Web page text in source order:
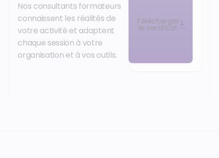
Nos consultants formateurs
connaissent les réalités de
votre activité et adaptent
chaque session à votre
organisation et à vos outils.
Télécharger
le certificat